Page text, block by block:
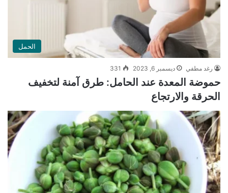
الحمل
رغد مطفي ديسمبر 6, 2023 331
حموضة المعدة عند الحامل: طرق آمنة لتخفيف
الحرقة والارتجاع